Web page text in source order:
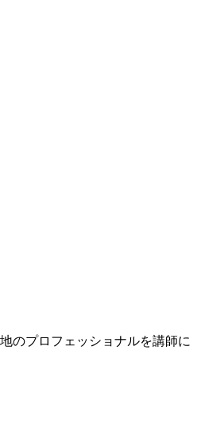
のプロフェッショナルを講師に